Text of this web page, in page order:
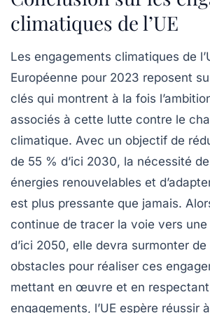
climatiques de l’UE
Les engagements climatiques de
Européenne pour 2023 reposent
clés qui montrent à la fois
associés à cette lutte contre le
climatique. Avec un objectif de
de 55 % d’ici 2030, la nécessité
énergies renouvelables et
est plus pressante que jamais.
continue de tracer la voie vers une
d’ici 2050, elle devra surmonter
obstacles pour réaliser ces
mettant en œuvre et en
engagements, l’UE espère réussir